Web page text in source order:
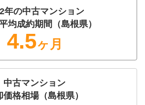
年の中古マンション
均成約期間（島根県）
4.5ヶ月
中古マンション
価格相場（島根県）